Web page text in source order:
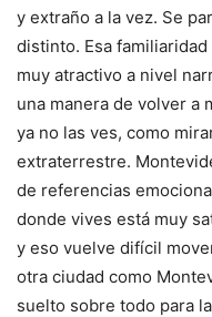
y extraño a la vez. Se
distinto. Esa
muy atractivo a nivel
una manera de volver a
ya no las ves, como
extraterrestre.
de referencias
donde vives está muy
y eso vuelve difícil
otra ciudad como
suelto sobre todo para